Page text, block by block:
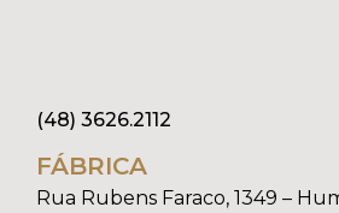
(48) 3626.2112
FÁBRICA
Rua Rubens Faraco, 1349 –